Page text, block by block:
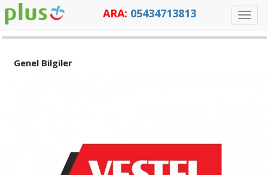
Toggle
ARA: 05434713813
ANTALYA VESTEL KLIMA SERVISI
Genel Bilgiler